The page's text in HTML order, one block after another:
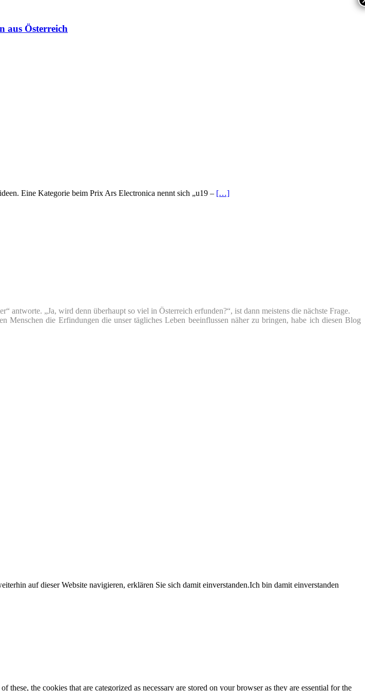
aus Österreich
Eine Kategorie beim Prix Ars Electronica nennt sich „u19 – […]
„Ja, wird denn überhaupt so viel in Österreich erfunden?“, ist dann meistens die nächste Frage.
die Erfindungen die unser tägliches Leben beeinflussen näher zu bringen, habe ich diesen Blog
auf dieser Website navigieren, erklären Sie sich damit einverstanden.Ich bin damit einverstanden
the cookies that are categorized as necessary are stored on your browser as they are essential for the